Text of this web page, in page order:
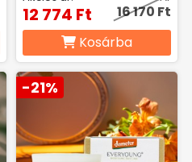
12 774 Ft
16 170 Ft
Kosárba
-21%